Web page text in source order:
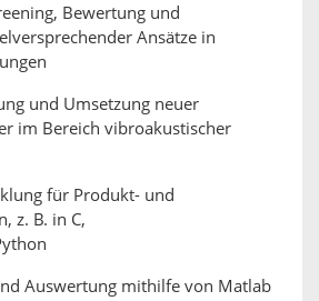
Bewertung und
Ansätze in
und Umsetzung neuer
im Bereich vibroakustischer
für Produkt- und
z. B. in C,
Auswertung mithilfe von Matlab